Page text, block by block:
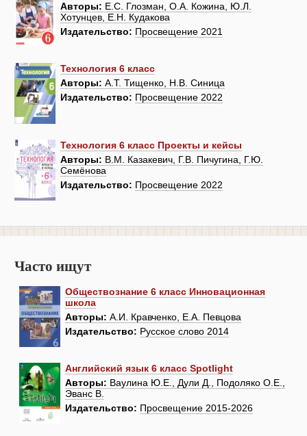
Авторы: Е.С. Глозман, О.А. Кожина, Ю.Л.
Хотунцев, Е.Н. Кудакова
Издательство: Просвещение 2021
Технология 6 класс
Авторы: А.Т. Тищенко, Н.В. Синица
Издательство: Просвещение 2022
Технология 6 класс Проекты и кейсы
Авторы: В.М. Казакевич, Г.В. Пичугина, Г.Ю.
Семёнова
Издательство: Просвещение 2022
Часто ищут
Обществознание 6 класс Инновационная
школа
Авторы: А.И. Кравченко, Е.А. Певцова
Издательство: Русское слово 2014
Английский язык 6 класс Spotlight
Авторы: Ваулина Ю.Е., Дули Д., Подоляко О.Е.,
Эванс В.
Издательство: Просвещение 2015-2026